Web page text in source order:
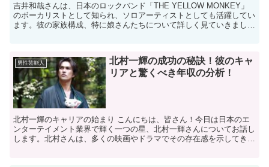
吉井和哉さんは、日本のロックバンド「THE YELLOW MONKEY」
のボーカリストとして知られ、ソロアーティストとしても活躍してい
ます。彼の家族構成、特に娘さんたちについて詳しく見ていきましょ
男性芸能人
北村一輝の成功の秘訣！彼のキャ
リアと驚くべき年収の分析！
北村一輝のキャリアの始まり こんにちは、皆さん！今日は日本のエ
ンターテイメント業界で輝く一つの星、北村一輝さんについてお話し
します。北村さんは、多くの映画やドラマでその存在感を示してきま